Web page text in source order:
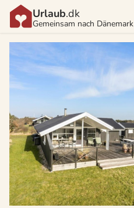
Urlaub.dk
Gemeinsam nach Dänemark